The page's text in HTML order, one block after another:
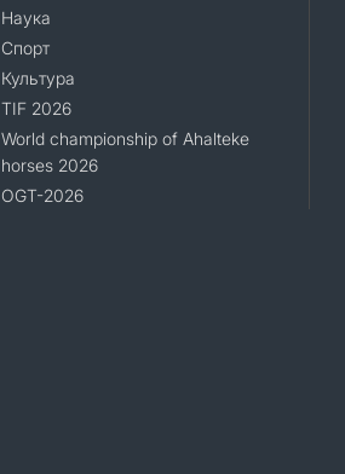
Наука
Спорт
Культура
TIF 2026
World championship of Ahalteke
horses 2026
OGT-2026